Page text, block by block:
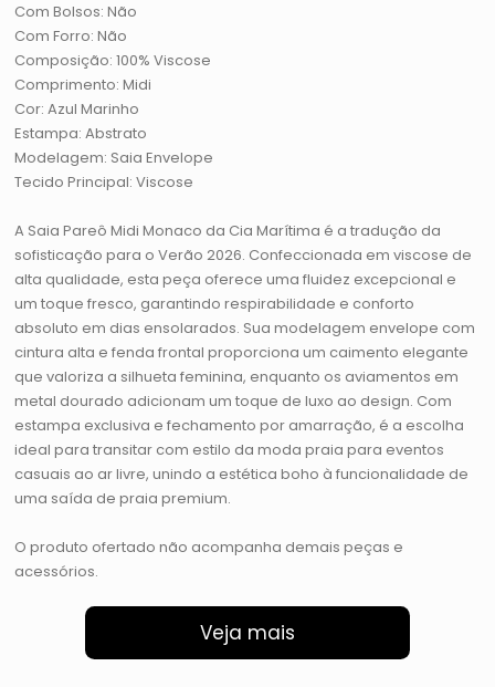
Com Bolsos: Não
Com Forro: Não
Composição: 100% Viscose
Comprimento: Midi
Cor: Azul Marinho
Estampa: Abstrato
Modelagem: Saia Envelope
Tecido Principal: Viscose
A Saia Pareô Midi Monaco da Cia Marítima é a tradução da
sofisticação para o Verão 2026. Confeccionada em viscose de
alta qualidade, esta peça oferece uma fluidez excepcional e
um toque fresco, garantindo respirabilidade e conforto
absoluto em dias ensolarados. Sua modelagem envelope com
cintura alta e fenda frontal proporciona um caimento elegante
que valoriza a silhueta feminina, enquanto os aviamentos em
metal dourado adicionam um toque de luxo ao design. Com
estampa exclusiva e fechamento por amarração, é a escolha
ideal para transitar com estilo da moda praia para eventos
casuais ao ar livre, unindo a estética boho à funcionalidade de
uma saída de praia premium.
O produto ofertado não acompanha demais peças e
acessórios.
Veja mais